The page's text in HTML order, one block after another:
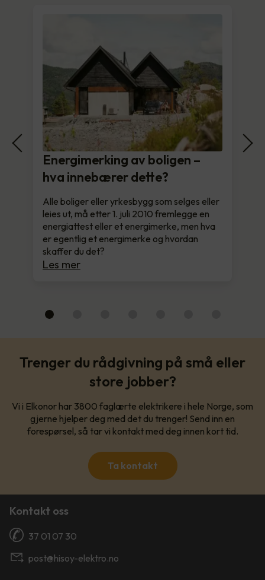
Energimerking av boligen –
hva innebærer dette?
Alle boliger eller yrkesbygg som selges eller
leies ut, må etter 1. juli 2010 fremlegge en
energiattest eller et energimerke, men hva
er egentlig et energimerke og hvordan
skaffer du det?
Les mer
Trenger du rådgivning på små eller
store jobber?
Vi i Elkonor har 3800 faglærte elektrikere i hele Norge, som
gjerne hjelper deg med det du trenger! Send inn en
forespørsel, så tar vi kontakt med deg innen kort tid.
Ta kontakt
Kontakt oss
37 01 07 30
post@hisoy-elektro.no